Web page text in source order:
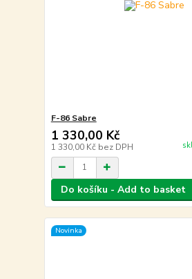
F-86 Sabre
1 330,00 Kč
1 330,00 Kč bez DPH
Do košíku - Add to basket
Novinka